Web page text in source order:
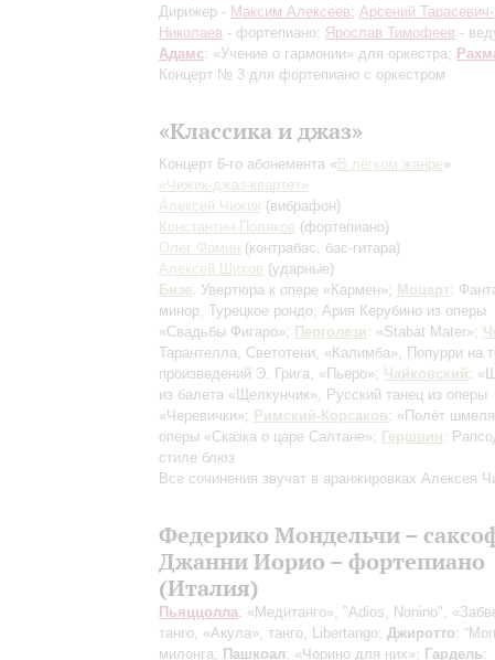
Дирижер - Максим Алексеев; Арсений Тарасевич-
Николаев - фортепиано; Ярослав Тимофеев -
Адамс: «Учение о гармонии» для оркестра;
Концерт № 3 для фортепиано с оркестром
«Классика и джаз»
Концерт 6-го абонемента « В лёгком жанре»
«Чижик-джаз-квартет»
Алексей Чижик (вибрафон)
Константин Поляков (фортепиано)
Олег Фомин (контрабас, бас-гитара)
Алексей Шихов (ударные)
Бизе: Увертюра к опере «Кармен»; Моцарт:
минор, Турецкое рондо, Ария Керубино из оперы
«Свадьбы Фигаро»; Перголези: «Stabat Mater»;
Тарантелла, Светотени, «Калимба», Попурри на
произведений Э. Грига, «Пьеро»; Чайковский:
из балета «Щелкунчик», Русский танец из оперы
«Черевички»; Римский-Корсаков: «Полёт
оперы «Сказка о царе Салтане»; Гершвин:
стиле блюз
Все сочинения звучат в аранжировках Алексея
Федерико Мондельчи –
Джанни Иорио – фортепиано
(Италия)
Пьяццолла: «Медитанго», "Adios, Nonino",
танго, «Акула», танго, Libertango; Джиротто:
милонга; Пашкоал: «Чорино для них»; Гардель: